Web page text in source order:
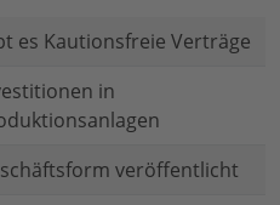
es Kautionsfreie Verträge
in
veröffentlicht